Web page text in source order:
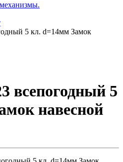
5 кл. d=14мм Замок
всепогодный 5
навесной